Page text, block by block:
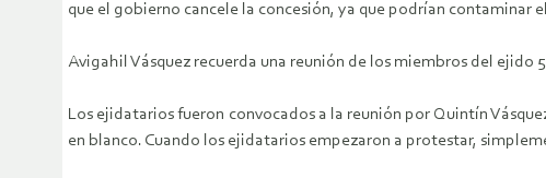
que el gobierno cancele la concesión, ya que podrían
Avigahil Vásquez recuerda una reunión de los miembros del ejido
Los ejidatarios fueron convocados a la reunión por Quintín
en blanco. Cuando los ejidatarios empezaron a protestar,